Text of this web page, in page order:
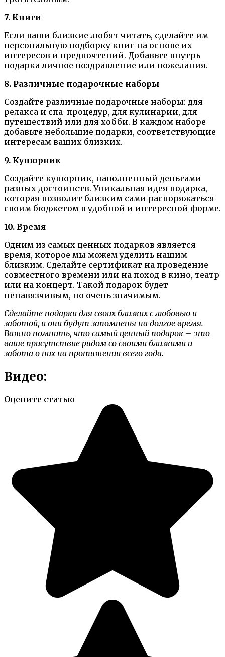
7. Книги
Если ваши близкие любят читать, сделайте им
персональную подборку книг на основе их
интересов и предпочтений. Добавьте внутрь
подарка личное поздравление или пожелания.
8. Различные подарочные наборы
Создайте различные подарочные наборы: для
релакса и спа-процедур, для кулинарии, для
путешествий или для хобби. В каждом наборе
добавьте небольшие подарки, соответствующие
интересам ваших близких.
9. Купюрник
Создайте купюрник, наполненный деньгами
разных достоинств. Уникальная идея подарка,
которая позволит близким сами распоряжаться
своим бюджетом в удобной и интересной форме.
10. Время
Одним из самых ценных подарков является
время, которое мы можем уделить нашим
близким. Сделайте сертификат на проведение
совместного времени или на поход в кино, театр
или на концерт. Такой подарок будет
ненавязчивым, но очень значимым.
Сделайте подарки для своих близких с любовью и
заботой, и они будут запомнены на долгое время.
Важно помнить, что самый ценный подарок – это
ваше присутствие рядом со своими близкими и
забота о них на протяжении всего года.
Видео:
Оцените статью